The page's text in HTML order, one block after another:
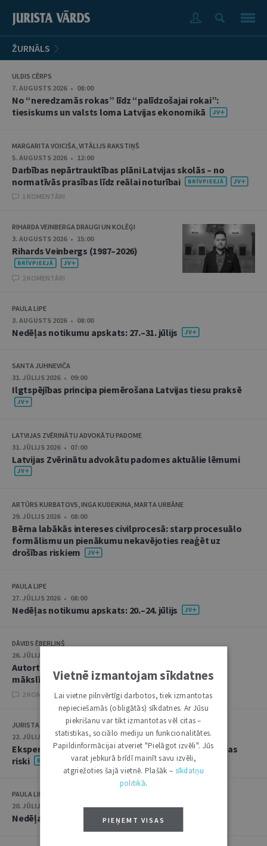
ŽURNĀLS
ULDIS CĒRPS
7. AUGUSTS 2026 • 08:00
No “neredzamās rokas” līdz “palīdzošajai rokai”:
tiesiskums un valsts loma Latvijas ekonomikā
MARGARITA VOICIŠA, VITĀLIJS RAKSTIŅŠ
5. AUGUSTS 2026 • 12:00
Darbības nepārtrauktības plāni Latvijas skolās – no
normatīvās prasības līdz reālai noturībai
1 KOMENTĀRI
RIHARDA VEINBERGA DRAUGI UN KOLĒĢI
3. AUGUSTS 2026 • 15:00
Rihards Veinbergs (1987–2026)
2 KOMENTĀRI
PAULA LIPE
3. AUGUSTS 2026 • 08:00
Nedēļas notikumu apskats: 27.–31. jūlijs
SANTA JUHNEVIČA
31. JŪLIJS 2026 • 09:00
Ilgtspējības principa piemērošana Latvijas tiesu praksē
LATVIJAS ZVĒRINĀTU ADVOKĀTU PADOME
31. JŪLIJS 2026 • 07:00
Latvijas Zvērinātu advokātu padomes aktuālie lēmumi
ARTŪRS KURBATOVS, INGA KUDEIKINA, MARTA URBĀNE
29. JŪLIJS 2026 • 08:00
Bērna labākās intereses civilprocesā: starp procesuālo
formālismu un pienākumu nekavējoties reaģēt uz
drošības riskiem
PAULA LIPE
27. JŪLIJS 2026 • 08:00
Nedēļas notikumu apskats: 20.–24. jūlijs
DĀVIDS ĒBERLIŅŠ
26. JŪLIJS 2026 • 08:00
Autortiesību subjekta un objekta juridiskie aspekti
mākslīgā intelekta kontekstā
2 KOMENTĀRI
JURISTA VĀRDS
22. JŪLIJS 2026 • 14:00
Ekspertu saruna jūlijā: krimināltiesības un būvniecības
riski
PAULA LIPE
20. JŪLIJS 2026 • 16:05
Nedēļas notikumu apskats: 13.–17. jūlijs
Vietnē izmantojam sīkdatnes
Lai vietne pilnvērtīgi darbotos, tiek izmantotas
nepieciešamās (obligātās) sīkdatnes. Ar Jūsu
piekrišanu var tikt izmantotas vēl citas –
statistikas, sociālo mediju un funkcionalitātes.
Papildinformācijai atveriet "Pielāgot izvēli". Jūs
varat jebkurā brīdī mainīt savu izvēli,
atgriežoties šajā vietnē. Plašāk – sīkdatņu
politikā.
PIEŅEMT VISAS